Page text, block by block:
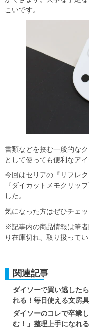
こいです。
書類などを挟む一般的な
として使っても便利なアイ
今回はセリアの『リフレ
『ダイカットメモクリッ
した。
気になった方はぜひチェ
※記事内の商品情報は筆
り在庫切れ、取り扱って
関連記事
ダイソーで買い逃した
れる！毎日使える文房具
ダイソーのコレで卒業
む！」整理上手になれ